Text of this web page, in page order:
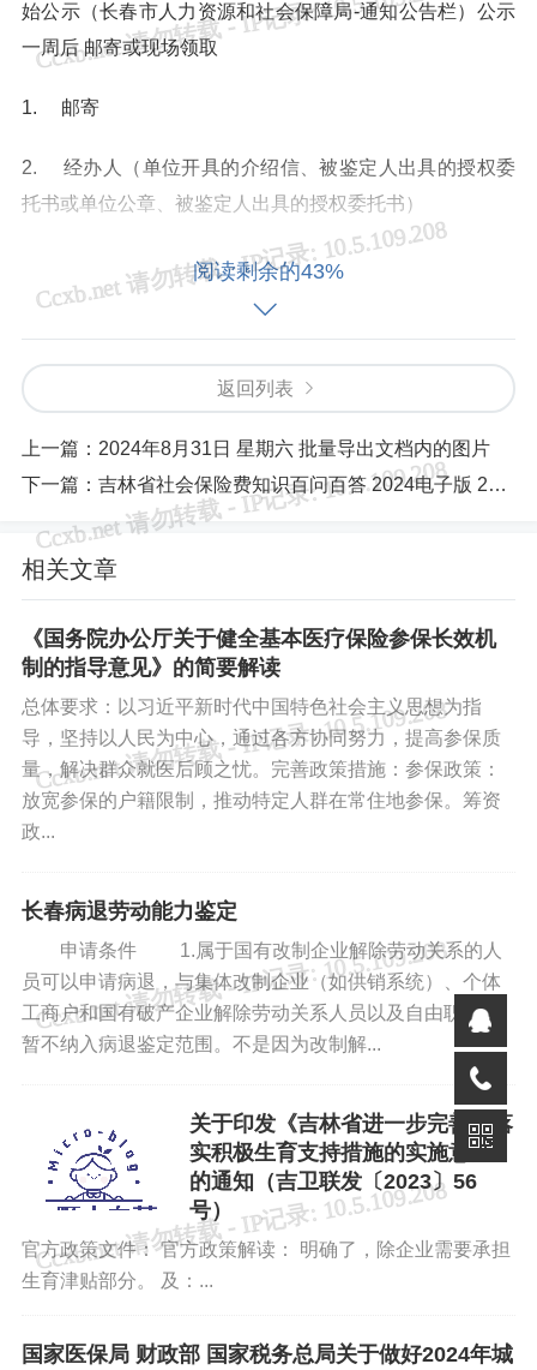
始公示（长春市人力资源和社会保障局-通知公告栏）公示
一周后 邮寄或现场领取
1. 邮寄
2. 经办人（单位开具的介绍信、被鉴定人出具的授权委
托书或单位公章、被鉴定人出具的授权委托书）
3. 经办人和被鉴定人（单位开具的介绍信、被鉴定人携
带本人身份证、本人签字或单位公章、被鉴定人携带本人
身份证、本人签字）
4. 被鉴定人携带单位介绍信、本人身份证、本人签字
5. 指定日期 现场领取 市人社局工伤保险处325室（西民
主大街与慈光路交汇处b座一楼）
感谢【优秀经办人】粉丝群吉林省宝辉企业管理服务有限
责任公司经办人手工整理本文。
免责声明
如果您对本文有异议，请先阅读本站《
持您个人观点可与本人联系。
标签: 经办操作 医保社保
你好优秀经办人微信公众号
阅读剩余的43%
返回列表
上一篇： 2024年8月31日 星期六 批量导出文档内的图片
下一篇： 吉林省社会保险费知识百问百答 2024电子版 28页
相关文章
《国务院办公厅关于健全基本医疗保险参保长效机
制的指导意见》的简要解读
总体要求：以习近平新时代中国特色社会主义思想为指
导，坚持以人民为中心，通过各方协同努力，提高参保质
量，解决群众就医后顾之忧。完善政策措施：参保政策：
放宽参保的户籍限制，推动特定人群在常住地参保。筹资
政...
长春病退劳动能力鉴定
申请条件 1.属于国有改制企业解除劳动关系的人
员可以申请病退，与集体改制企业（如供销系统）、个体
工商户和国有破产企业解除劳动关系人员以及自由职业者
暂不纳入病退鉴定范围。不是因为改制解...
关于印发《吉林省进一步完善和落
实积极生育支持措施的实施意见》
的通知（吉卫联发〔2023〕56
号）
官方政策文件： 官方政策解读： 明确了，除企业需要承担
生育津贴部分。 及：...
国家医保局 财政部 国家税务总局关于做好2024年城